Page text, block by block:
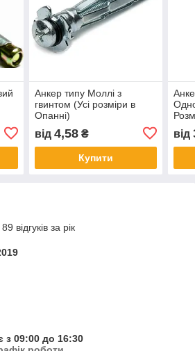
Анкер типу Моллі з
гвинтом (Усі розміри в
Опанні)
від 4,58₴
Купити
від
відгуків за рік
з 09:00 до 16:30